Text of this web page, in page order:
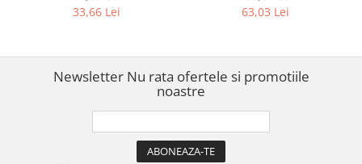
folie anticondens și
acoperișuri, 2000 bucăți
33,66 Lei
folie anticondens și
acoperișuri, 5000 bucăți
63,03 Lei
Newsletter Nu rata ofertele si promotiile
noastre